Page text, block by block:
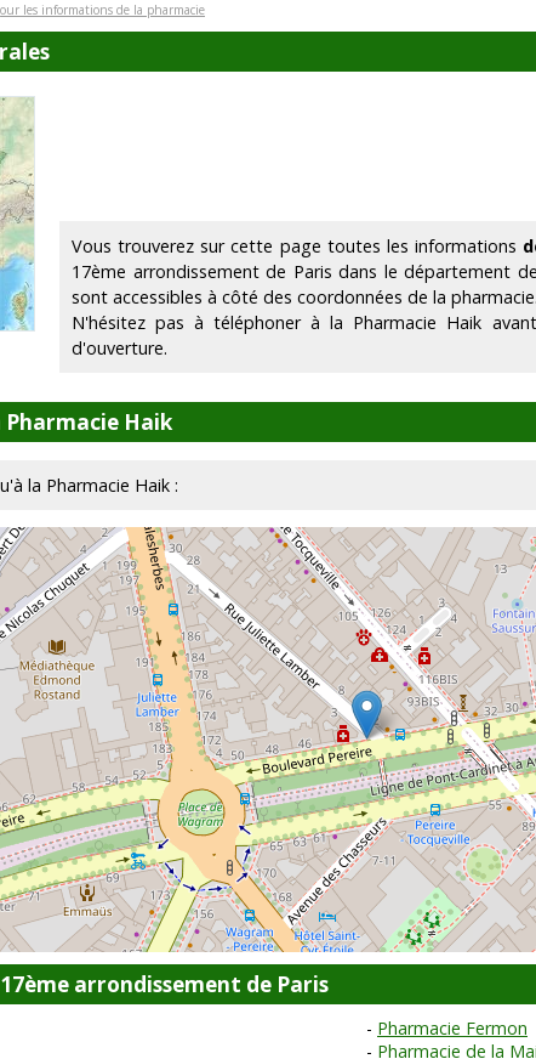
les informations de la pharmacie
Vous trouverez sur cette page toutes les informations
17ème arrondissement de Paris dans le département
sont accessibles à côté des coordonnées de la pharmacie.
N'hésitez pas à téléphoner à la Pharmacie Haik
d'ouverture.
Haik
la Pharmacie Haik :
arrondissement de Paris
Pharmacie Fermon
Pharmacie de la